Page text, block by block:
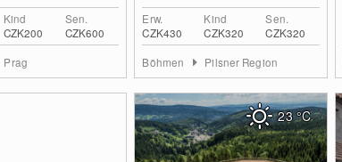
Kind
CZK200
Sen.
CZK600
Prag
Erw.
CZK430
Kind
CZK320
Sen.
CZK320
Böhmen Pilsner Region
23°C